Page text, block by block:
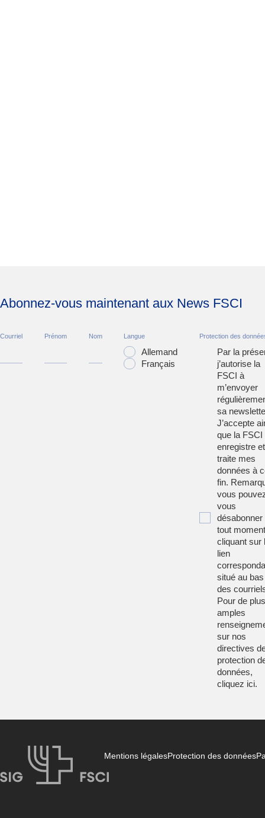
Abonnez-vous maintenant aux News FSCI
Courriel Prénom Nom Langue
Allemand
Français
Protection des
Par la
j’autorise la
FSCI à
m’envoyer
sa
J’accepte
que la FSCI
enregistre et
traite mes
données à
fin.
vous
vous
désabonner
tout
cliquant sur
lien
situé au bas
des
Pour de plus
amples
sur nos
directives
protection
données,
cliquez ici.
Mentions légalesProtection des données